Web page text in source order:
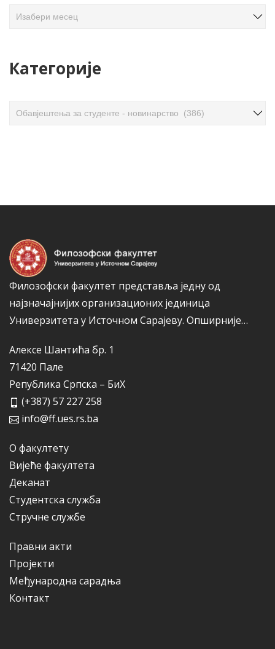
в
Категорије
Филозофски факултет представља једну од
најзначајнијих организационих јединица
Универзитета у Источном Сарајеву. Опширније…
Алексе Шантића бр. 1
71420 Пале
Република Српска – БиХ
(+387) 57 227 258
info@ff.ues.rs.ba
О факултету
Вијеће факултета
Деканат
Студентска служба
Стручне службе
Правни акти
Пројекти
Међународна сарадња
Контакт